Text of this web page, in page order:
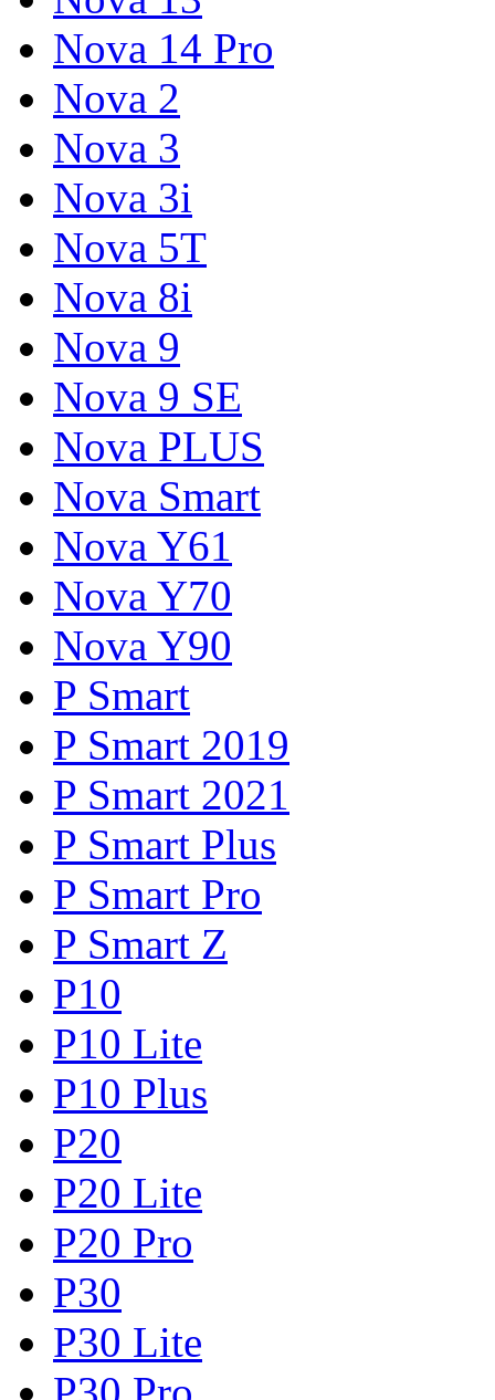
Nova 14 Pro
Nova 2
Nova 3
Nova 3i
Nova 5T
Nova 8i
Nova 9
Nova 9 SE
Nova PLUS
Nova Smart
Nova Y61
Nova Y70
Nova Y90
P Smart
P Smart 2019
P Smart 2021
P Smart Plus
P Smart Pro
P Smart Z
P10
P10 Lite
P10 Plus
P20
P20 Lite
P20 Pro
P30
P30 Lite